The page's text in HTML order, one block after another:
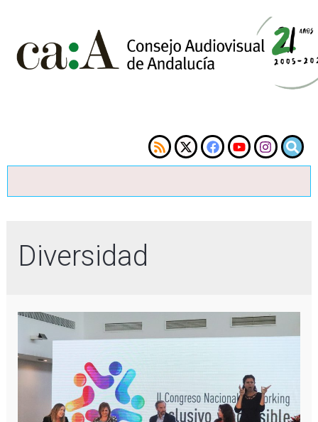
Diversidad